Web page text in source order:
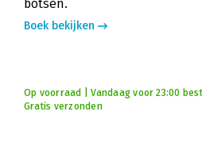
botsen.
Boek bekijken
Op voorraad | Vandaag voor 23:00
Gratis verzonden